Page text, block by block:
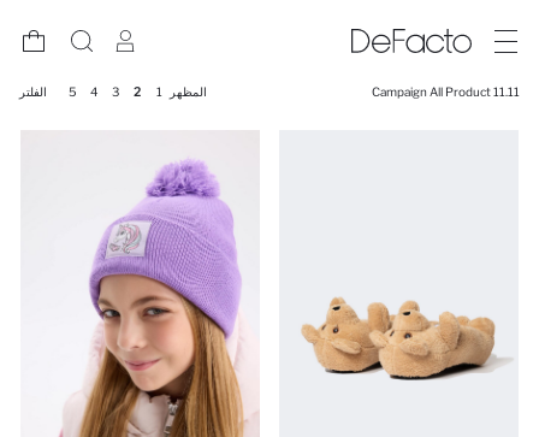
11.11 Campaign All Product المظهر 1
2
3
4
5 الفلتر